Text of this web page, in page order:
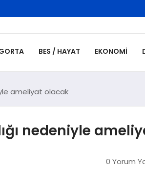
BES / HAYAT EKONOMI
ameliyat olacak
nedeniyle
0 Yorum